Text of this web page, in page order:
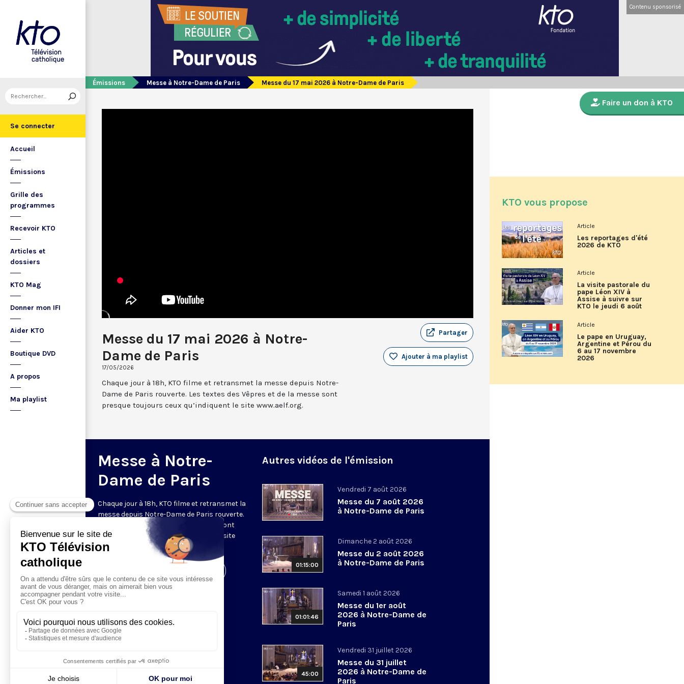
Se connecter
Accueil
Émissions
Grille des
programmes
Recevoir KTO
Articles et
dossiers
KTO Mag
Donner mon IFI
Aider KTO
Boutique DVD
A propos
Ma playlist
Contenu sponsorisé
Émissions Messe à Notre-Dame de Paris Messe du 17 mai 2026 à Notre-Dame de Paris
Messe du 17 mai 2026 à Notre-
Dame de Paris
17/05/2026
Partager
Ajouter à ma playlist
Chaque jour à 18h, KTO filme et retransmet la messe depuis Notre-
Dame de Paris rouverte. Les textes des Vêpres et de la messe sont
presque toujours ceux qu’indiquent le site www.aelf.org.
Messe à Notre-
Dame de Paris
Chaque jour à 18h, KTO filme et retransmet la
messe depuis Notre-Dame de Paris rouverte.
Les textes des Vêpres et de la messe sont
presque toujours ceux qu’indiquent le site
www.aelf.org
Autres vidéos de l'émission
Vendredi 7 août 2026
Messe du 7 août 2026
à Notre-Dame de Paris
01:15:00
Dimanche 2 août 2026
Messe du 2 août 2026
à Notre-Dame de Paris
01:01:46
Samedi 1 août 2026
Messe du 1er août
2026 à Notre-Dame de
Paris
45:00
Vendredi 31 juillet 2026
Messe du 31 juillet
2026 à Notre-Dame de
Paris
Faire un don à KTO
KTO vous propose
Article
Les reportages d'été
2026 de KTO
Article
La visite pastorale du
pape Léon XIV à
Assise à suivre sur
KTO le jeudi 6 août
Article
Le pape en Uruguay,
Argentine et Pérou du
6 au 17 novembre
2026